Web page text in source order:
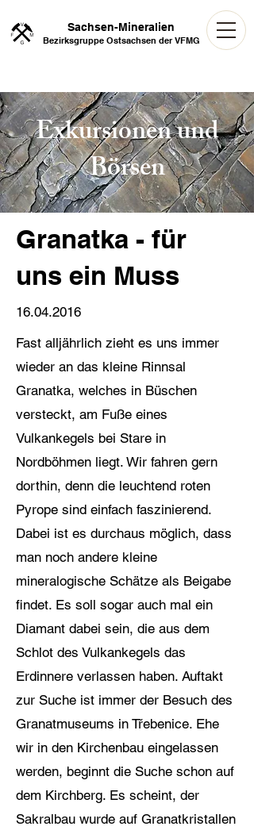
Sachsen-Mineralien
Bezirksgruppe Ostsachsen der VFMG
Exkursionen und
Börsen
Granatka - für
uns ein Muss
16.04.2016
Fast alljährlich zieht es uns immer
wieder an das kleine Rinnsal
Granatka, welches in Büschen
versteckt, am Fuße eines
Vulkankegels bei Stare in
Nordböhmen liegt. Wir fahren gern
dorthin, denn die leuchtend roten
Pyrope sind einfach faszinierend.
Dabei ist es durchaus möglich, dass
man noch andere kleine
mineralogische Schätze als Beigabe
findet. Es soll sogar auch mal ein
Diamant dabei sein, die aus dem
Schlot des Vulkankegels das
Erdinnere verlassen haben. Auftakt
zur Suche ist immer der Besuch des
Granatmuseums in Třebenice. Ehe
wir in den Kirchenbau eingelassen
werden, beginnt die Suche schon auf
dem Kirchberg. Es scheint, der
Sakralbau wurde auf Granatkristallen